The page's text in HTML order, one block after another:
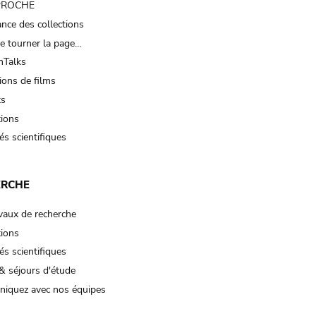
des collections
tourner la page…
de films
scientifiques
de recherche
scientifiques
séjours d'étude
avec nos équipes